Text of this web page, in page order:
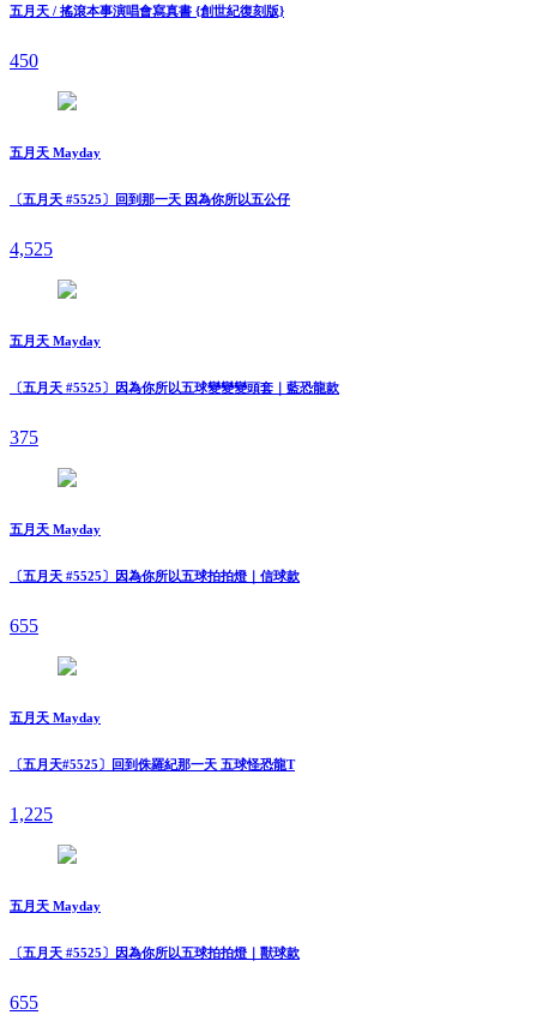
五月天 / 搖滾本事演唱會寫真書 {創世紀復刻版}
450
五月天 Mayday
〔五月天 #5525〕回到那一天 因為你所以五公仔
4,525
五月天 Mayday
〔五月天 #5525〕因為你所以五球變變變頭套｜藍恐龍款
375
五月天 Mayday
〔五月天 #5525〕因為你所以五球拍拍燈｜信球款
655
五月天 Mayday
〔五月天#5525〕回到侏羅紀那一天 五球怪恐龍T
1,225
五月天 Mayday
〔五月天 #5525〕因為你所以五球拍拍燈｜獸球款
655